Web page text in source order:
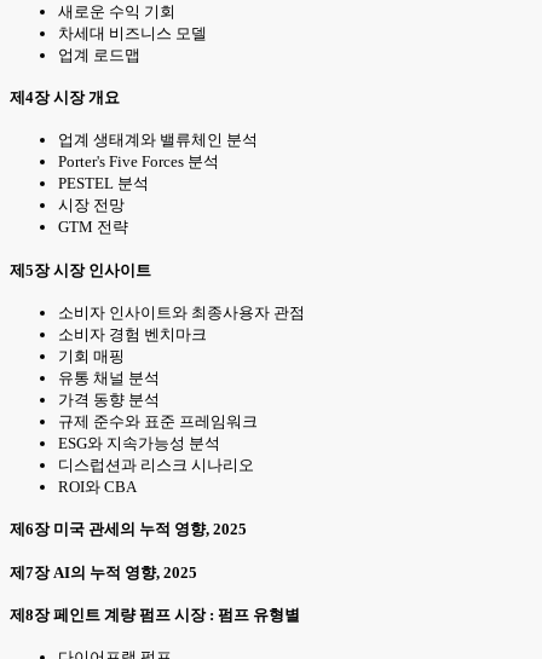
새로운 수익 기회
차세대 비즈니스 모델
업계 로드맵
제4장 시장 개요
업계 생태계와 밸류체인 분석
Porter's Five Forces 분석
PESTEL 분석
시장 전망
GTM 전략
제5장 시장 인사이트
소비자 인사이트와 최종사용자 관점
소비자 경험 벤치마크
기회 매핑
유통 채널 분석
가격 동향 분석
규제 준수와 표준 프레임워크
ESG와 지속가능성 분석
디스럽션과 리스크 시나리오
ROI와 CBA
제6장 미국 관세의 누적 영향, 2025
제7장 AI의 누적 영향, 2025
제8장 페인트 계량 펌프 시장 : 펌프 유형별